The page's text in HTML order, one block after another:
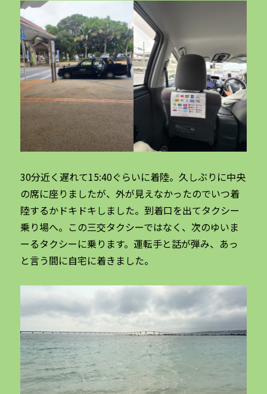
30分近く遅れて15:40ぐらいに着陸。久しぶりに中央
の席に座りましたが、外が見えなかったのでいつ着
陸するかドキドキしました。到着口を出てタクシー
乗り場へ。この三交タクシーではなく、次のゆいま
ーるタクシーに乗ります。運転手と話が弾み、あっ
と言う間に自宅に着きました。